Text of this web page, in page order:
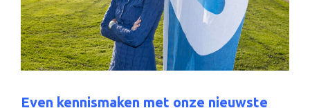
Even kennismaken met onze nieuwste